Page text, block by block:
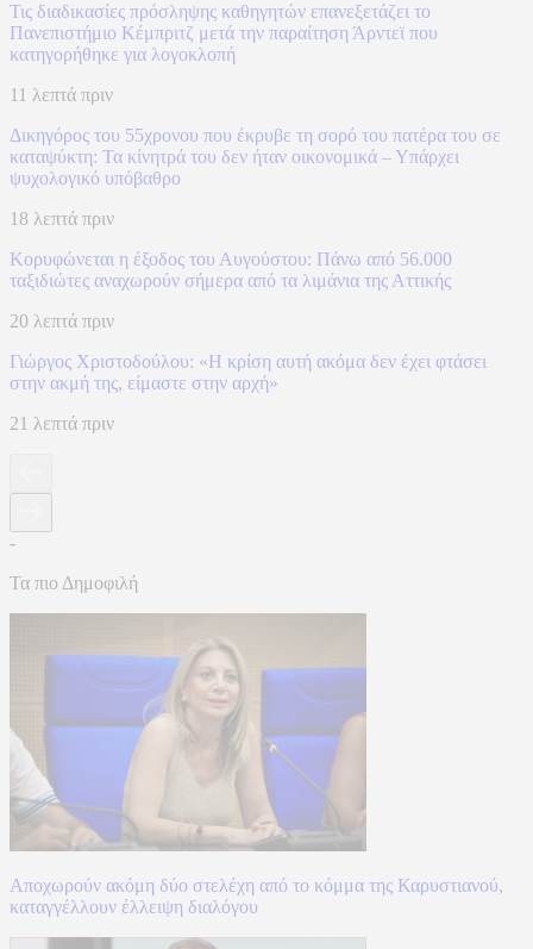
Τις διαδικασίες πρόσληψης καθηγητών επανεξετάζει το
Πανεπιστήμιο Κέμπριτζ μετά την παραίτηση Άρντεϊ που
κατηγορήθηκε για λογοκλοπή
11 λεπτά πριν
Δικηγόρος του 55χρονου που έκρυβε τη σορό του πατέρα του σε
καταψύκτη: Τα κίνητρά του δεν ήταν οικονομικά – Υπάρχει
ψυχολογικό υπόβαθρο
18 λεπτά πριν
Κορυφώνεται η έξοδος του Αυγούστου: Πάνω από 56.000
ταξιδιώτες αναχωρούν σήμερα από τα λιμάνια της Αττικής
20 λεπτά πριν
Γιώργος Χριστοδούλου: «Η κρίση αυτή ακόμα δεν έχει φτάσει
στην ακμή της, είμαστε στην αρχή»
21 λεπτά πριν
-
Τα πιο Δημοφιλή
Αποχωρούν ακόμη δύο στελέχη από το κόμμα της Καρυστιανού,
καταγγέλλουν έλλειψη διαλόγου